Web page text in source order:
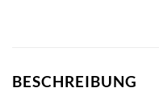
BESCHREIBUNG